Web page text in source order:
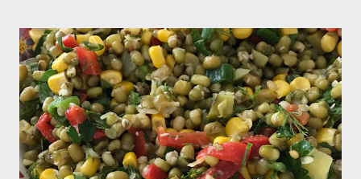
belasız atlatalım şu seçim sürecini..Olur mu:) Eveet
huzurunuza her daim bayılarak yediğim zeytinyağlı enginar
tarifimle geldim:)Benim enginarlarım geçen sene dondurucuya
attığım enginarlar..Ama tazeleri çıktı ben stoklarımı eritmek için
elimdekileri kullandım..Siz tazeleriyle yapın derim:)Hadi o zaman
tarifimize geçelim biz.. Malzemeler: 8 tane enginar ç...